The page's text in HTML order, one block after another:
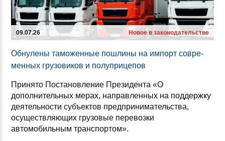
09.07.26 Новое в законодательстве
Об­ну­ле­ны та­мо­жен­ные пош­ли­ны на им­порт сов­ре­
мен­ных гру­зо­ви­ков и по­луп­ри­це­пов
Принято Постановление Президента «О
дополнительных мерах, направленных на поддержку
деятельности субъектов предпринимательства,
осуществляющих грузовые перевозки
автомобильным транспортом».